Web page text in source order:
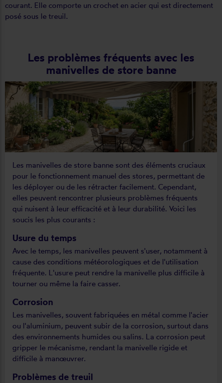
courant. Elle comporte un crochet en acier qui est directement
posé sous le treuil.
Les problèmes fréquents avec les
manivelles de store banne
Les manivelles de store banne sont des éléments cruciaux
pour le fonctionnement manuel des stores, permettant de
les déployer ou de les rétracter facilement. Cependant,
elles peuvent rencontrer plusieurs problèmes fréquents
qui nuisent à leur efficacité et à leur durabilité. Voici les
soucis les plus courants :
Usure du temps
Avec le temps, les manivelles peuvent s'user, notamment à
cause des conditions météorologiques et de l'utilisation
fréquente. L'usure peut rendre la manivelle plus difficile à
tourner ou même la faire casser.
Corrosion
Les manivelles, souvent fabriquées en métal comme l'acier
ou l'aluminium, peuvent subir de la corrosion, surtout dans
des environnements humides ou salins. La corrosion peut
gripper le mécanisme, rendant la manivelle rigide et
difficile à manœuvrer.
Problèmes de treuil